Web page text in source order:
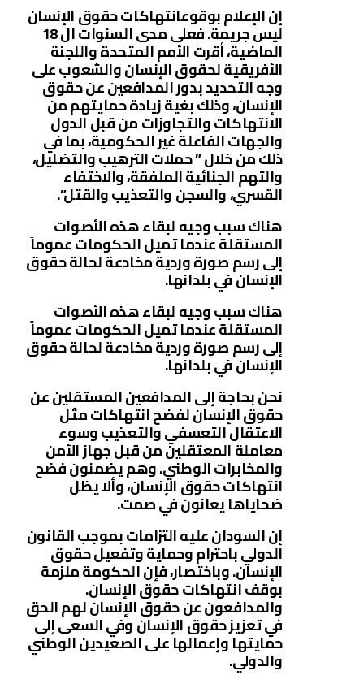
إن الإعلام بوقوعانتهاكات حقوق الإنسان
ليس جريمة. فعلى مدى السنوات ال 18
الماضية، أقرت الأمم المتحدة واللجنة
الأفريقية لحقوق الإنسان والشعوب على
وجه التحديد بدور المدافعين عن حقوق
الإنسان، وذلك بغية زيادة حمايتهم من
الانتهاكات والتجاوزات من قبل الدول
والجهات الفاعلة غير الحكومية، بما في
ذلك من خلال ” حملات الترهيب والتضليل،
والتهم الجنائية الملفقة، والاختفاء
القسري، والسجن والتعذيب والقتل”.
هناك سبب وجيه لبقاء هذه الأصوات
المستقلة عندما تميل الحكومات عموماً
إلى رسم صورة وردية مخادعة لحالة حقوق
الإنسان في بلدانها.
هناك سبب وجيه لبقاء هذه الأصوات
المستقلة عندما تميل الحكومات عموماً
إلى رسم صورة وردية مخادعة لحالة حقوق
الإنسان في بلدانها.
نحن بحاجة إلى المدافعين المستقلين عن
حقوق الإنسان لفضح انتهاكات مثل
الاعتقال التعسفي والتعذيب وسوء
معاملة المعتقلين من قبل جهاز الأمن
والمخابرات الوطني. وهم يضمنون فضح
انتهاكات حقوق الإنسان، وألا يظل
ضحاياها يعانون في صمت.
إن السودان عليه التزامات بموجب القانون
الدولي باحترام وحماية وتفعيل حقوق
الإنسان. وباختصار، فإن الحكومة ملزمة
بوقف انتهاكات حقوق الإنسان.
والمدافعون عن حقوق الإنسان لهم الحق
في تعزيز حقوق الإنسان وفي السعى إلى
حمايتها وإعمالها على الصعيدين الوطني
والدولي.